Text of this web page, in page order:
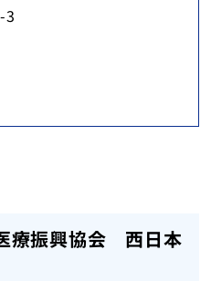
3
療振興協会 西日本